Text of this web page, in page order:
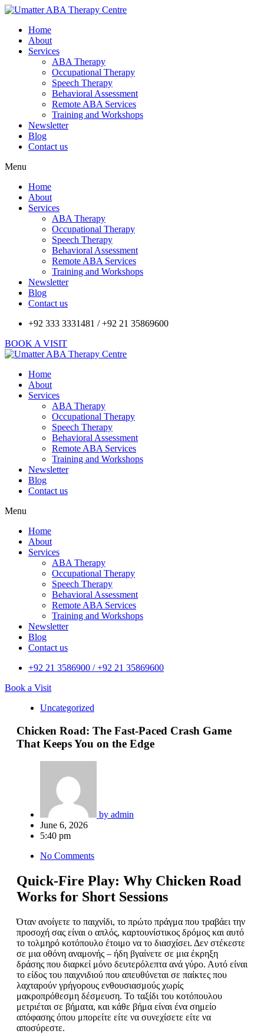
Home
About
Services
ABA Therapy
Occupational Therapy
Speech Therapy
Behavioral Assessment
Remote ABA Services
Training and Workshops
Newsletter
Blog
Contact us
Menu
Home
About
Services
ABA Therapy
Occupational Therapy
Speech Therapy
Behavioral Assessment
Remote ABA Services
Training and Workshops
Newsletter
Blog
Contact us
+92 333 3331481 / +92 21 35869600
BOOK A VISIT
Home
About
Services
ABA Therapy
Occupational Therapy
Speech Therapy
Behavioral Assessment
Remote ABA Services
Training and Workshops
Newsletter
Blog
Contact us
Menu
Home
About
Services
ABA Therapy
Occupational Therapy
Speech Therapy
Behavioral Assessment
Remote ABA Services
Training and Workshops
Newsletter
Blog
Contact us
+92 21 3586900 / +92 21 35869600
Book a Visit
Uncategorized
Chicken Road: The Fast‑Paced Crash Game
That Keeps You on the Edge
by admin
June 6, 2026
5:40 pm
No Comments
Quick‑Fire Play: Why Chicken Road
Works for Short Sessions
Όταν ανοίγετε το παιχνίδι, το πρώτο πράγμα που τραβάει την
προσοχή σας είναι ο απλός, καρτουνίστικος δρόμος και αυτό
το τολμηρό κοτόπουλο έτοιμο να το διασχίσει. Δεν στέκεστε
σε μια οθόνη αναμονής – ήδη βγαίνετε σε μια έκρηξη
δράσης που διαρκεί μόνο δευτερόλεπτα ανά γύρο. Αυτό είναι
το είδος του παιχνιδιού που απευθύνεται σε παίκτες που
λαχταρούν γρήγορους ενθουσιασμούς χωρίς
μακροπρόθεσμη δέσμευση. Το ταξίδι του κοτόπουλου
μετριέται σε βήματα, και κάθε βήμα είναι ένα σημείο
απόφασης όπου μπορείτε είτε να συνεχίσετε είτε να
αποσύρεστε.